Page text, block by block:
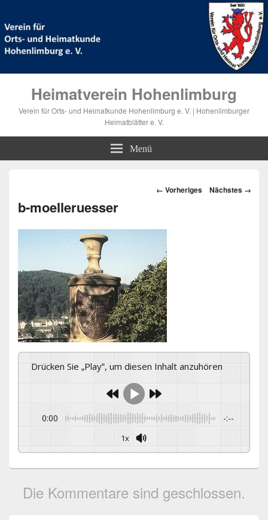
Heimatverein Hohenlimburg
Verein für Orts- und Heimatkunde Hohenlimburg e. V. | Hohenlimburger
Heimatblätter e. V.
Menü
Bilder-
← Vorheriges Nächstes →
b-moelleruesser
Drücken Sie „Play“, um diesen Inhalt anzuhören
0:00 -:--
1x
Die Kommentare sind geschlossen.